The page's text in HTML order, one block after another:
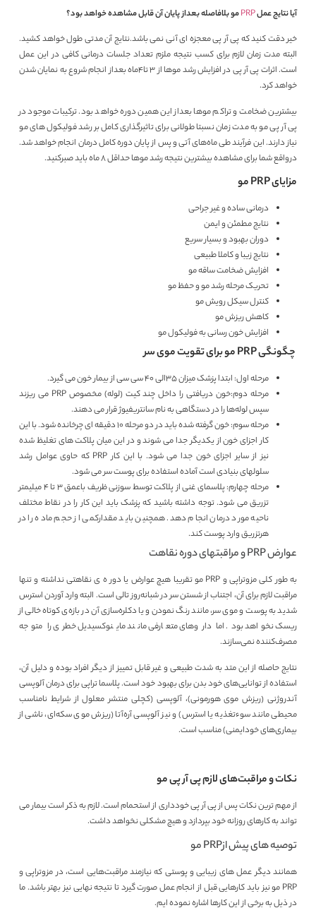
آیا نتایج عملPRPمو بلافاصله بعداز پایان آن قابل مشاهده خواهد بود؟
خیر دقت کنید که پی آر پی معجزه ای آنی نمی باشد.نتایج آن مدتی طول خواهد کشید.
البته مدت زمان لازم برای کسب نتیجه ملزم تعداد جلسات درمانی کافی در این عمل
است. اثرات پی آر پی در افزایش رشد موها از 3 تا4ماه بعداز انجام شروع به نمایان شدن
خواهد کرد.
بیشترین ضخامت و تراکم موها بعداز این همین دوره خواهد بود. ترکیبات موجود در
پی آر پی مو به مدت زمان نسبتا طولانی برای تاثیرگذاری کامل بر رشد فولیکول های مو
نیاز دارند. این فرآیند طی ماه‌های آتی و پس از پایان دوره کامل درمان انجام خواهد شد.
درواقع شما برای مشاهده بیشترین نتیجه رشد موها حداقل 8 ماه باید صبرکنید.
مزایای PRP مو
درمانی ساده و غیر جراحی
نتایج مطمئن و ایمن
دوران بهبود و بسیار سریع
نتایج زیبا و کاملا طبیعی
افزایش ضخامت ساقه مو
تحریک مرحله رشد مو و حفظ مو
کنترل سیکل رویش مو
کاهش ریزش مو
افزایش خون رسانی به فولیکول مو
چگونگی PRP مو برای تقویت موی سر
مرحله اول: ابتدا پزشک میزان 35الی 40 سی سی از بیمار خون می گیرد.
مرحله دوم:خون دریافتی را داخل چند کیت (لوله) مخصوص PRP می ریزند
سپس لوله‌ها را در دستگاهی به نام سانتریفیوژ قرار می دهند.
مرحله سوم: خون گرفته شده‌ باید در دو مرحله 10 دقیقه ای چرخانده شود. با این
کار اجزای خون از یکدیگر جدا می شوند و در این میان پلاکت های تغلیظ شده‌
نیز از سایر اجزای خون جدا می شود. با این کار PRP که حاوی عوامل رشد
سلولهای بنیادی است آماده‌ استفاده برای پوست سر می شود.
مرحله چهارم: پلاسمای غنی از پلاکت توسط سوزنی ظریف باعمق 3 تا 4 میلیمتر
تزریق می شود. توجه داشته باشید که پزشک باید این کار را در نقاط مختلف
ناحیه مورد درمان انجام دهد. همچنین باید مقدارکمی از حجم ماده را در
هرتزریق وارد پوست کند.
عوارض PRP و مراقبتهای دوره نقاهت
به طور کلی مزوتراپی و PRP مو تقریبا هیچ عوارض یا دور ه‌ ی نقاهتی نداشته و تنها
مراقبت لازم برای آن، اجتناب از شستن سر در شبانه‌روز تالی است. البته وارد آوردن استرس
شدید به پوست و موی سر، مانند رنگ نمودن و یا دکلره‌سازی آن در بازه‌ی کوتاه خالی از
ریسک نخواهد بود. اما داروهای متعارفی مانند ماینوکسیدیل خطری را متوجه
مصرف‌کننده‌ نمی‌سازند.
نتایج حاصله از این متد به شدت طبیعی و غیر قابل تمییز از دیگر افراد بوده و دلیل آن،
استفاده از توانایی‌های خود بدن برای بهبود خود است. پلاسما تراپی برای درمان آلوپسی
آندروژنی (ریزش موی هورمونی)، آلوپسی (کچلی منتشر معلول از شرایط نامناسب
محیطی مانند سوءتغذیه یا استرس) و نیز آلوپسی آره‌آتا (ریزش موی سکه‌ای، ناشی از
بیماری‌های خودایمنی) مناسب است.
نکات و مراقبت‌های لازم پی آر پی مو
از مهم ترین نکات پس از پی آر پی خودداری از استحمام است. لازم به ذکر است بیمار می
تواند به کارهای روزانه خود بپردازد و هیچ مشکلی نخواهد داشت.
توصیه های پیش ازPRP مو
همانند دیگر عمل های زیبایی و پوستی که نیازمند مراقبت‌هایی است، در مزوتراپی و
PRP مو نیز باید کارهایی قبل از انجام عمل صورت گیرد تا نتیجه نهایی نیز بهتر باشد. ما
در ذیل به برخی از این کارها اشاره نموده ایم.